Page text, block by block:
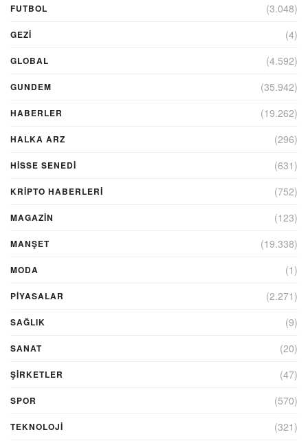
FUTBOL (3.048)
GEZI (4)
GLOBAL (4.592)
GUNDEM (35.942)
HABERLER (19.262)
HALKA ARZ (296)
HİSSE SENEDİ (631)
KRIPTO HABERLERI (752)
MAGAZİN (123)
MANŞET (19.338)
MODA (1)
PİYASALAR (2.271)
SAĞLIK (9)
SANAT (20)
ŞIRKETLER (47)
SPOR (570)
TEKNOLOJİ (321)